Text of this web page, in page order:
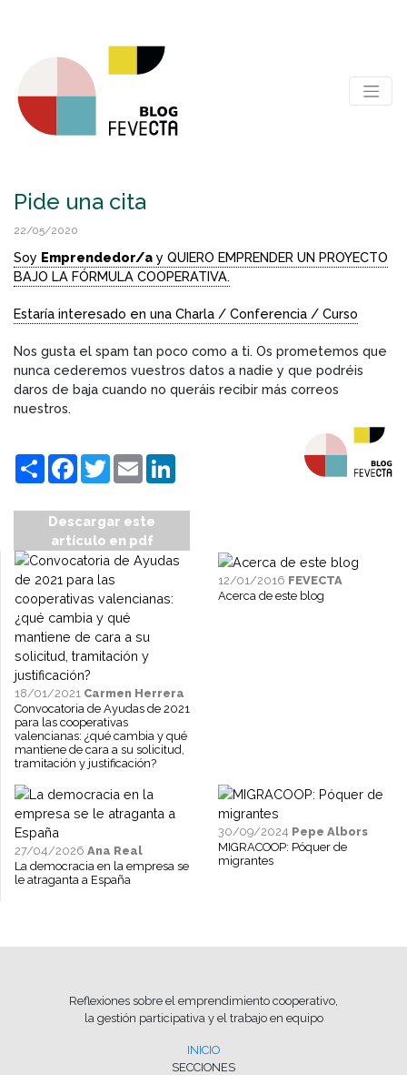
Pide una cita
22/05/2020
Soy Emprendedor/a y QUIERO EMPRENDER UN PROYECTO
BAJO LA FÓRMULA COOPERATIVA.
Estaría interesado en una Charla / Conferencia / Curso
Nos gusta el spam tan poco como a ti. Os prometemos que
nunca cederemos vuestros datos a nadie y que podréis
daros de baja cuando no queráis recibir más correos
nuestros.
CompartirFacebook
TwitterEmail
Descargar este
artículo en pdf
18/01/2021 Carmen Herrera
Convocatoria de Ayudas de 2021
para las cooperativas
valencianas: ¿qué cambia y qué
mantiene de cara a su solicitud,
tramitación y justificación?
12/01/2016 FEVECTA
Acerca de este blog
27/04/2026 Ana Real
La democracia en la empresa se
le atraganta a España
30/09/2024 Pepe Albors
MIGRACOOP: Póquer de
migrantes
Reflexiones sobre el emprendimiento cooperativo,
la gestión participativa y el trabajo en equipo
INICIO
SECCIONES